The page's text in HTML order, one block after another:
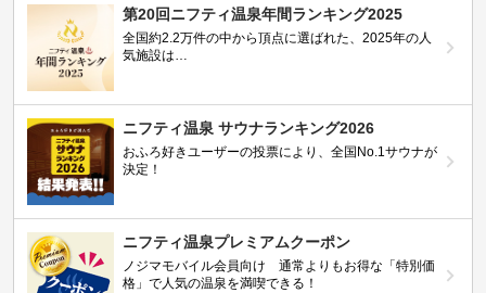
第20回ニフティ温泉年間ランキング2025
全国約2.2万件の中から頂点に選ばれた、2025年の人
気施設は…
ニフティ温泉 サウナランキング2026
おふろ好きユーザーの投票により、全国No.1サウナが
決定！
ニフティ温泉プレミアムクーポン
ノジマモバイル会員向け 通常よりもお得な「特別価
格」で人気の温泉を満喫できる！